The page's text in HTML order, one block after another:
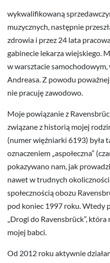
wykwalifikowaną
muzycznych, następnie
zdrowia i przez 24 lata
gabinecie lekarza wiejskiego.
w warsztacie
Andreasa. Z powodu
nie pracuję zawodowo.
Moje powiązanie z
związane z historią mojej
(numer więźniarki 6193) była
oznaczeniem „aspołeczna”
pokazywano nam, jak
nawet w trudnych
społecznością obozu
pod koniec 1997 roku. Wtedy
„Drogi do Ravensbrück”,
mojej babci.
Od 2012 roku aktywnie